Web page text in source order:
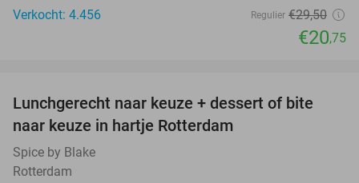
Verkocht: 4.456 Regulier €29,50
€20,75
46%
Lunchgerecht naar keuze + dessert of bite
naar keuze in hartje Rotterdam
Spice by Blake
Rotterdam